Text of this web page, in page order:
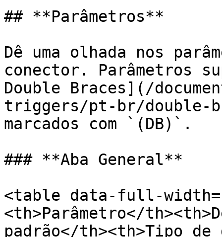
## **Parâmetros**
Dê uma olhada nos
conector. Parâmetros
Double Braces](/
triggers/pt-br/double-
marcados com `(DB)`.
### **Aba General**
<table data-full-
<th>Parâmetro</
padrão</th><th>Tipo